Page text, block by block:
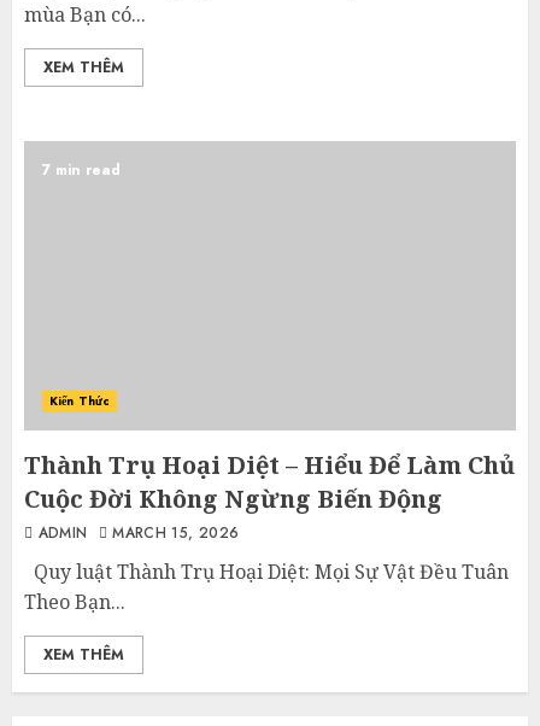
mùa Bạn có...
XEM THÊM
7 min read
Kiến Thức
Thành Trụ Hoại Diệt – Hiểu Để Làm Chủ
Cuộc Đời Không Ngừng Biến Động
ADMIN MARCH 15, 2026
Quy luật Thành Trụ Hoại Diệt: Mọi Sự Vật Đều Tuân
Theo Bạn...
XEM THÊM